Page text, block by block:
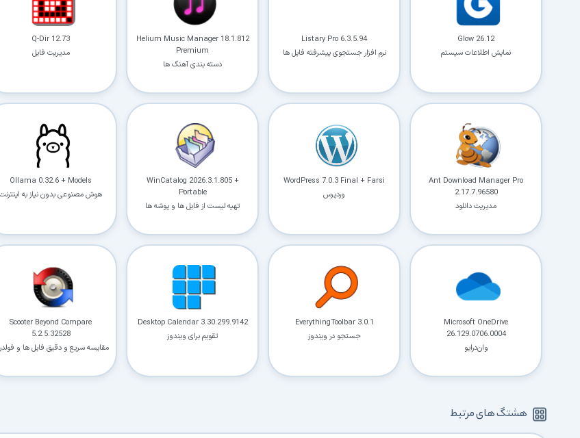
Glow 26.12
نمایش اطلاعات سیستم
Listary Pro 6.3.5.94
نرم افزار جستجوی پیشرفته فایل ها
Helium Music Manager 18.1.812
Premium
دسته بندی آهنگ ها
Q-Dir 12.73
مدیریت فایل
Ant Download Manager Pro
2.17.7.96580
مدیریت دانلود
WordPress 7.0.3 Final + Farsi
وردپرس
WinCatalog 2026.3.1.805 +
Portable
تهیه لیست از فایل ها و پوشه ها
Ollama 0.32.6 + Models
هوش مصنوعی بدون نیاز به اینترنت
Microsoft OneDrive
26.129.0706.0004
وان‌درایو
EverythingToolbar 3.0.1
جستجو در ویندوز
Desktop Calendar 3.30.299.9142
تقویم برای ویندوز
Scooter Beyond Compare
5.2.5.32528
مقایسه سریع و دقیق فایل ها و فولدرها
هشتگ های مرتبط